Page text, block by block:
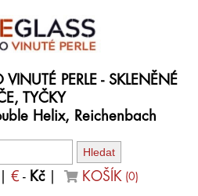
PERLE - SKLENĚNÉ
TYČKY
Helix, Reichenbach
€ - Kč| KOŠÍK (0)